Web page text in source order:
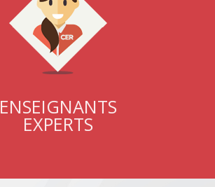
ENSEIGNANTS
EXPERTS